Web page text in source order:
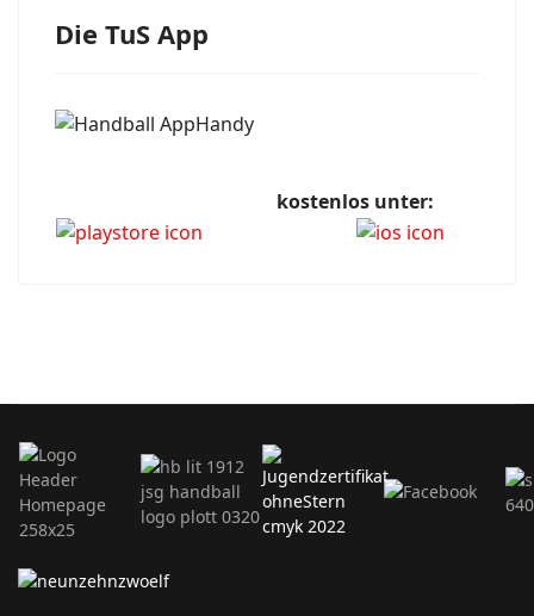
Die TuS App
kostenlos unter: